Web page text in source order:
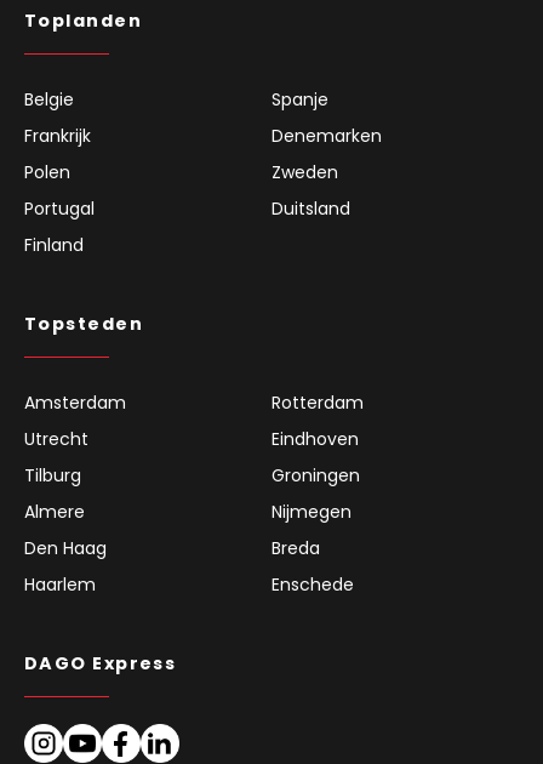
Toplanden
Belgie
Spanje
Frankrijk
Denemarken
Polen
Zweden
Portugal
Duitsland
Finland
Topsteden
Amsterdam
Rotterdam
Utrecht
Eindhoven
Tilburg
Groningen
Almere
Nijmegen
Den Haag
Breda
Haarlem
Enschede
DAGO Express